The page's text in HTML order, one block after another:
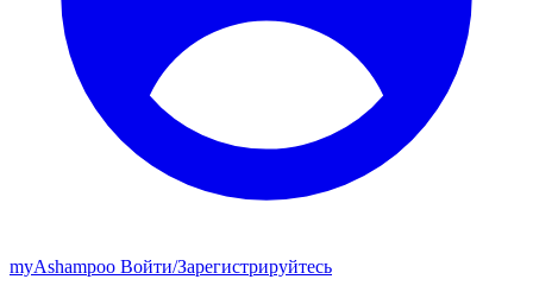
myAshampoo Войти/Зарегистрируйтесь